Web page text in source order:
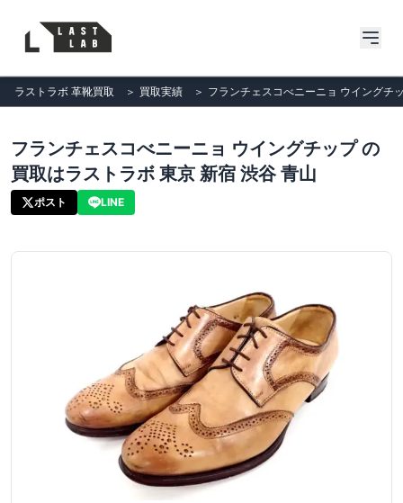
ラストラボ 革靴買取 ＞ 買取実績 ＞ フランチェスコべニーニョ ウイングチ
フランチェスコべニーニョ ウイングチップ の
買取はラストラボ 東京 新宿 渋谷 青山
ポスト LINE